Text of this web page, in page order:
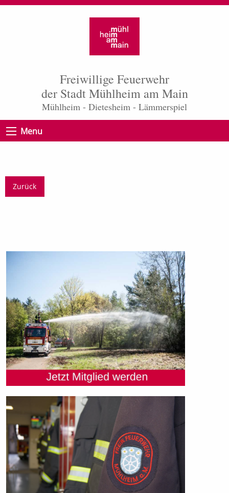
Freiwillige Feuerwehr
der Stadt Mühlheim am Main
Mühlheim - Dietesheim - Lämmerspiel
Menu
Zurück